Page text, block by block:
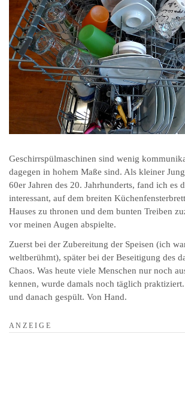
Geschirrspülmaschinen sind wenig
dagegen in hohem Maße sind. Als kleiner
60er Jahren des 20. Jahrhunderts, fand ich es
interessant, auf dem breiten
Hauses zu thronen und dem bunten Treiben
vor meinen Augen abspielte.
Zuerst bei der Zubereitung der Speisen (ich
weltberühmt), später bei der Beseitigung des
Chaos. Was heute viele Menschen nur noch
kennen, wurde damals noch täglich
und danach gespült. Von Hand.
A N Z E I G E